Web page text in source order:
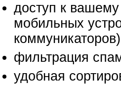
доступ к
мобильных
фильтрация
удобная